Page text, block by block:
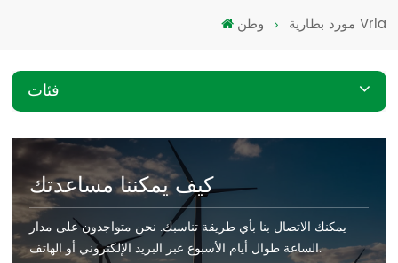
وطن مورد بطارية Vrla
فئات
كيف يمكننا مساعدتك
يمكنك الاتصال بنا بأي طريقة تناسبك. نحن متواجدون على مدار
الساعة طوال أيام الأسبوع عبر البريد الإلكتروني أو الهاتف.